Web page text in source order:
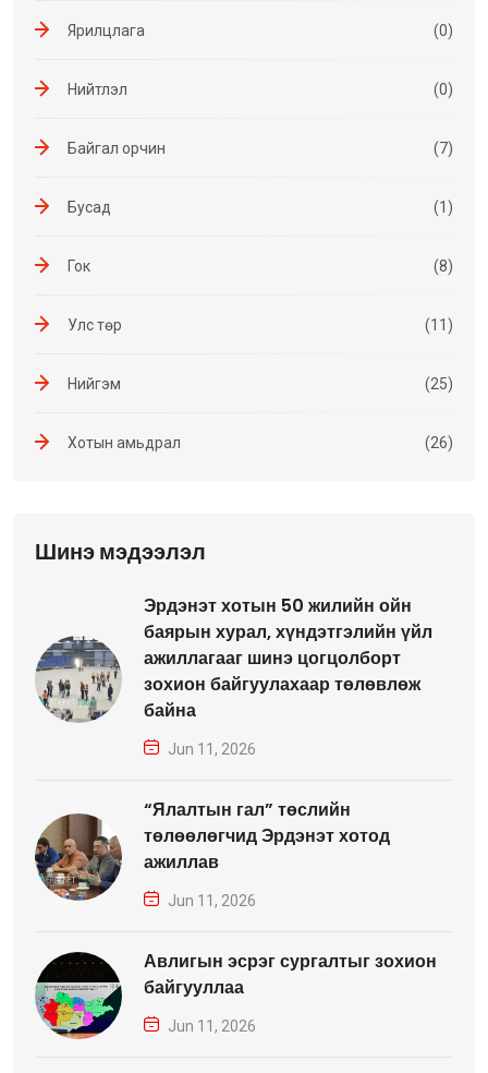
Ярилцлага (0)
Нийтлэл (0)
Байгал орчин (7)
Бусад (1)
Гок (8)
Улс төр (11)
Нийгэм (25)
Хотын амьдрал (26)
Шинэ мэдээлэл
Эрдэнэт хотын 50 жилийн ойн
баярын хурал, хүндэтгэлийн үйл
ажиллагааг шинэ цогцолборт
зохион байгуулахаар төлөвлөж
байна
Jun 11, 2026
“Ялалтын гал” төслийн
төлөөлөгчид Эрдэнэт хотод
ажиллав
Jun 11, 2026
Авлигын эсрэг сургалтыг зохион
байгууллаа
Jun 11, 2026